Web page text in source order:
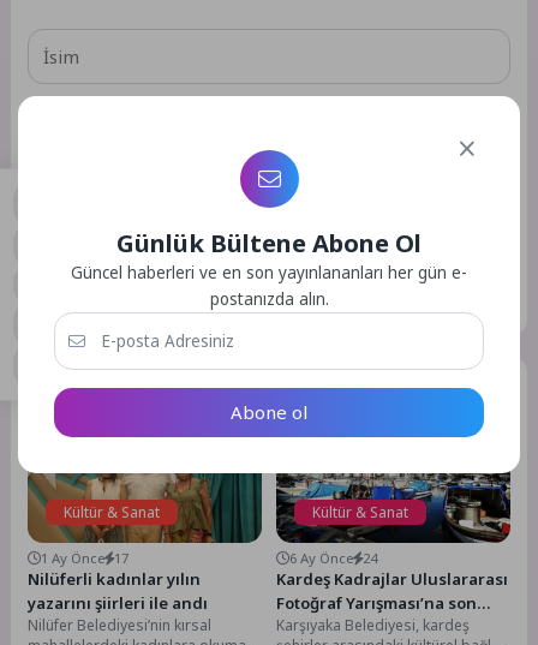
Daha sonraki yorumlarımda kullanılması için adım, e-posta
adresim ve site adresim bu tarayıcıya kaydedilsin.
Benzer Yazılar
Kültür & Sanat
1 Ay Önce 17
Nilüferli kadınlar yılın
yazarını şiirleri ile andı
Nilüfer Belediyesi’nin kırsal
Kültür & Sanat
6 Ay Önce 24
Kardeş Kadrajlar Uluslararası
Fotoğraf Yarışması’na son
başvuru 8 Şubat
Karşıyaka Belediyesi, kardeş
Günlük Bültene Abone Ol
Güncel haberleri ve en son yayınlananları her gün e-
postanızda alın.
Abone ol